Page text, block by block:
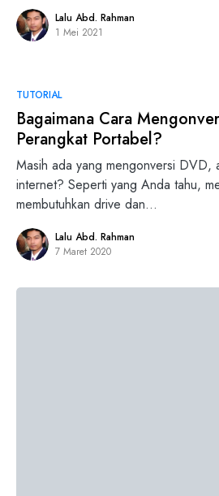
Lalu Abd. Rahman
1 Mei 2021
TUTORIAL
Bagaimana Cara
Perangkat Portabel?
Masih ada yang mengonversi DVD,
internet? Seperti yang Anda tahu,
membutuhkan drive dan…
Lalu Abd. Rahman
7 Maret 2020